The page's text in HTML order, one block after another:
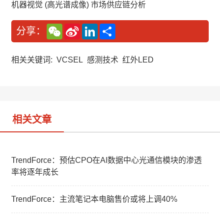
机器视觉 (高光谱成像) 市场供应链分析
分享：
W
e
C
a
S
n
W
L
n
e
相关关键词: VCSEL 感测技术 红外LED
相关文章
TrendForce：预估CPO在AI数据中心光通信模块的渗透
率将逐年成长
TrendForce：主流笔记本电脑售价或将上调40%